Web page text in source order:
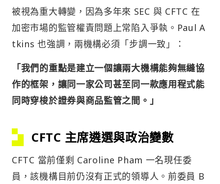
被視為重大轉變，因為多年來 SEC 與 CFTC 在
加密市場的監管權責問題上常陷入爭執。Paul A
tkins 也強調，兩機構必須「步調一致」：
「我們的重點是建立一個讓兩大機構能夠無縫協
作的框架，讓同一家公司甚至同一款應用程式能
同時穿梭於證券與商品監管之間。」
CFTC 主席遴選與政治變數
CFTC 當前僅剩 Caroline Pham 一名現任委
員，該機構目前仍沒有正式的領導人。前委員 B